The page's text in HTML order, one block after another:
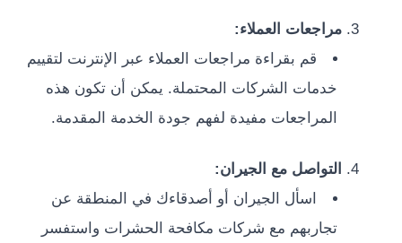
مراجعات العملاء:
قم بقراءة مراجعات العملاء عبر الإنترنت لتقييم
خدمات الشركات المحتملة. يمكن أن تكون هذه
المراجعات مفيدة لفهم جودة الخدمة المقدمة.
التواصل مع الجيران:
اسأل الجيران أو أصدقاءك في المنطقة عن
تجاربهم مع شركات مكافحة الحشرات واستفسر